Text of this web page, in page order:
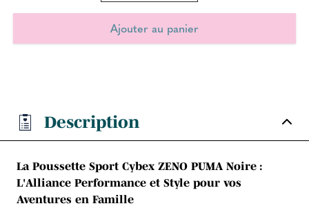
Description
La Poussette Sport Cybex ZENO PUMA Noire :
L'Alliance Performance et Style pour vos
Aventures en Famille